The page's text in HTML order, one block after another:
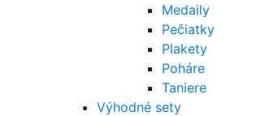
Medaily
Pečiatky
Plakety
Poháre
Taniere
Výhodné sety